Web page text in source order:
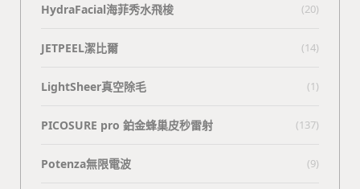
HydraFacial海菲秀水飛梭 (20)
JETPEEL潔比爾 (14)
LightSheer真空除毛 (1)
PICOSURE pro 鉑金蜂巢皮秒雷射 (137)
Potenza無限電波 (9)